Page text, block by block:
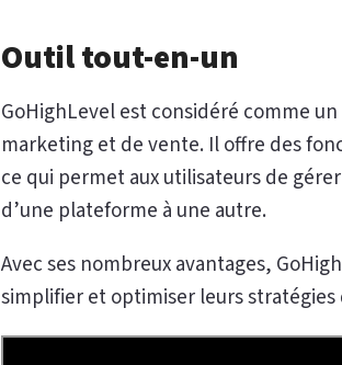
Outil tout-en-un
GoHighLevel est considéré comme un
marketing et de vente. Il offre des
ce qui permet aux utilisateurs de
d’une plateforme à une autre.
Avec ses nombreux avantages,
simplifier et optimiser leurs